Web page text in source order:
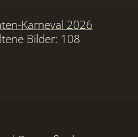
Karneval 2026
Bilder: 108